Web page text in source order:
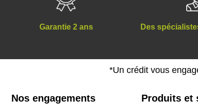
Garantie 2 ans Des
*Un crédit vous
Nos engagements Produits et